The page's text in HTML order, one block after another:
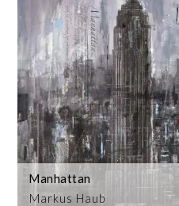
Markus Haub
Manhattan